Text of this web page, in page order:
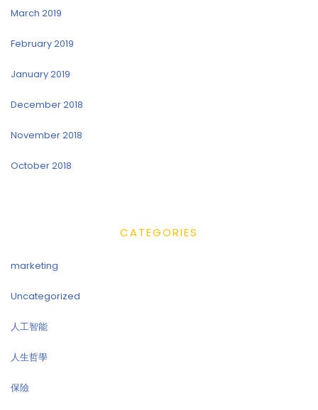
March 2019
February 2019
January 2019
December 2018
November 2018
October 2018
CATEGORIES
marketing
Uncategorized
人工智能
人生哲學
保險